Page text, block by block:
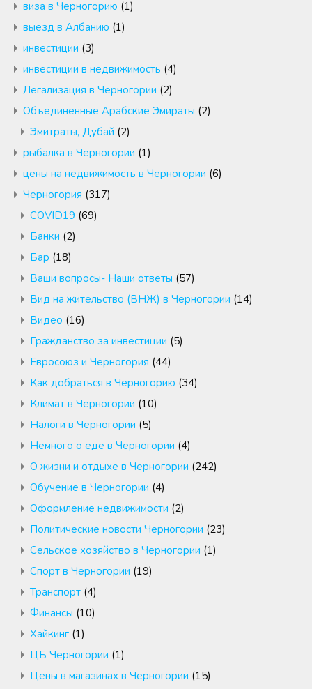
виза в Черногорию (1)
выезд в Албанию (1)
инвестиции (3)
инвестиции в недвижимость (4)
Легализация в Черногории (2)
Объединенные Арабские Эмираты (2)
Эмитраты, Дубай (2)
рыбалка в Черногории (1)
цены на недвижимость в Черногории (6)
Черногория (317)
COVID19 (69)
Банки (2)
Бар (18)
Ваши вопросы- Наши ответы (57)
Вид на жительство (ВНЖ) в Черногории (14)
Видео (16)
Гражданство за инвестиции (5)
Евросоюз и Черногория (44)
Как добраться в Черногорию (34)
Климат в Черногории (10)
Налоги в Черногории (5)
Немного о еде в Черногории (4)
О жизни и отдыхе в Черногории (242)
Обучение в Черногории (4)
Оформление недвижимости (2)
Политические новости Черногории (23)
Сельское хозяйство в Черногории (1)
Спорт в Черногории (19)
Транспорт (4)
Финансы (10)
Хайкинг (1)
ЦБ Черногории (1)
Цены в магазинах в Черногории (15)